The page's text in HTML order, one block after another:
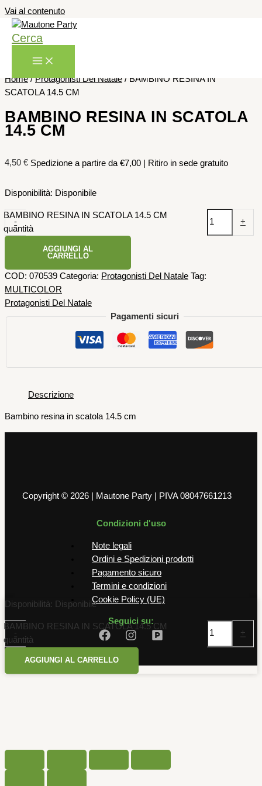
Vai al contenuto
Cerca
Home/Protagonisti Del Natale / BAMBINO RESINA IN
SCATOLA 14.5 CM
BAMBINO RESINA IN SCATOLA
14.5 CM
4,50 € Spedizione a partire da €7,00 | Ritiro in sede gratuito
Disponibilità: Disponibile
-
BAMBINO RESINA IN SCATOLA 14.5 CM
quantità
+
AGGIUNGI AL
CARRELLO
COD: 070539 Categoria: Protagonisti Del Natale Tag:
MULTICOLOR
Protagonisti Del Natale
Pagamenti sicuri
Descrizione
Bambino resina in scatola 14.5 cm
Copyright © 2026 | Mautone Party | PIVA 08047661213
Condizioni d'uso
Note legali
Ordini e Spedizioni prodotti
Pagamento sicuro
Termini e condizioni
Cookie Policy (UE)
Seguici su:
Disponibilità: Disponibile
-
BAMBINO RESINA IN SCATOLA 14.5 CM
quantità
+
AGGIUNGI AL CARRELLO